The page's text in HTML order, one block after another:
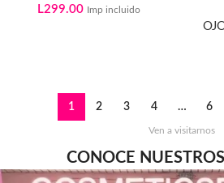
L299.00 Imp incluido
1 2 3 4 … 6
Ven a visitarnos
CONOCE